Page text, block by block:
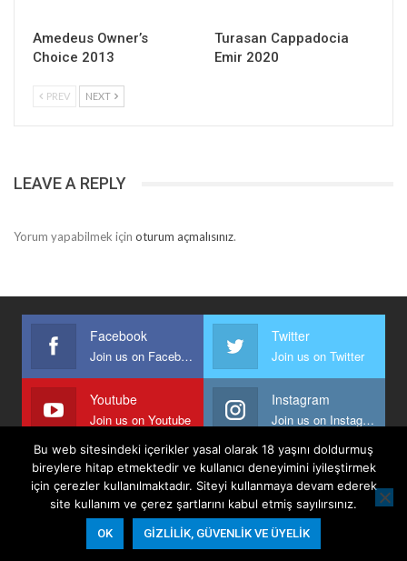
Amedeus Owner’s
Choice 2013
Turasan Cappadocia
Emir 2020
PREV NEXT
LEAVE A REPLY
Yorum yapabilmek için oturum açmalısınız.
Facebook
Join us on Facebook
Twitter
Join us on Twitter
Youtube
Join us on Youtube
Instagram
Join us on Instagram
Anasayfa Keyfi Yazanlar İletişim
Şartlar Ve Koşullar
Gizlilik, Güvenlik Ve Üyelik Politikası
Bu web sitesindeki içerikler yasal olarak 18 yaşını doldurmuş
bireylere hitap etmektedir ve kullanıcı deneyimini iyileştirmek
için çerezler kullanılmaktadır. Siteyi kullanmaya devam ederek
site kullanım ve çerez şartlarını kabul etmiş sayılırsınız.
OK GIZLILIK, GÜVENLIK VE ÜYELIK